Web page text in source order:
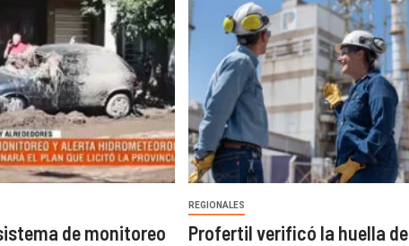
de monitoreo
REGIONALES
Profertil verificó la huella de